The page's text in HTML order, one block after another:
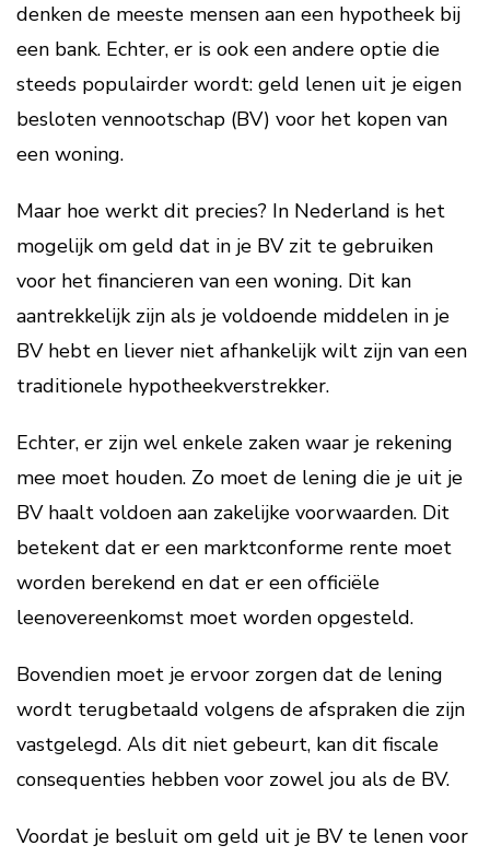
denken de meeste mensen aan een hypotheek bij
een bank. Echter, er is ook een andere optie die
steeds populairder wordt: geld lenen uit je eigen
besloten vennootschap (BV) voor het kopen van
een woning.
Maar hoe werkt dit precies? In Nederland is het
mogelijk om geld dat in je BV zit te gebruiken
voor het financieren van een woning. Dit kan
aantrekkelijk zijn als je voldoende middelen in je
BV hebt en liever niet afhankelijk wilt zijn van een
traditionele hypotheekverstrekker.
Echter, er zijn wel enkele zaken waar je rekening
mee moet houden. Zo moet de lening die je uit je
BV haalt voldoen aan zakelijke voorwaarden. Dit
betekent dat er een marktconforme rente moet
worden berekend en dat er een officiële
leenovereenkomst moet worden opgesteld.
Bovendien moet je ervoor zorgen dat de lening
wordt terugbetaald volgens de afspraken die zijn
vastgelegd. Als dit niet gebeurt, kan dit fiscale
consequenties hebben voor zowel jou als de BV.
Voordat je besluit om geld uit je BV te lenen voor